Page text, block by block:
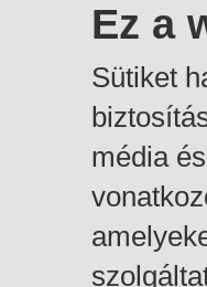
Ez a
Sütiket
média